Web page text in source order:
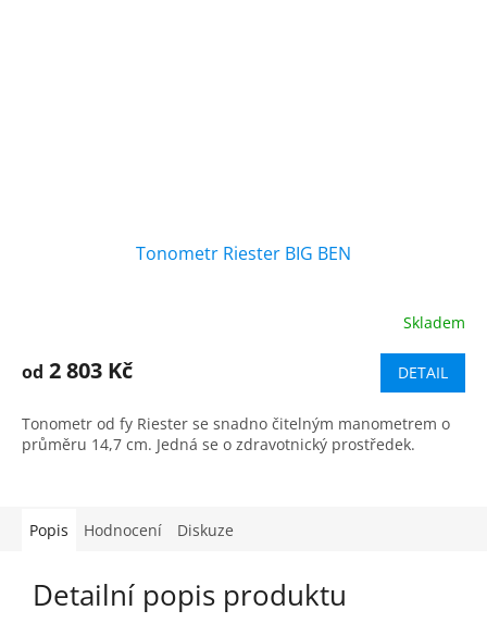
Tonometr Riester BIG BEN
produktu
z
5
Skladem
od 2 803 Kč DETAIL
Tonometr od fy Riester se snadno čitelným manometrem o
průměru 14,7 cm. Jedná se o zdravotnický prostředek.
Popis Hodnocení Diskuze
Detailní popis produktu